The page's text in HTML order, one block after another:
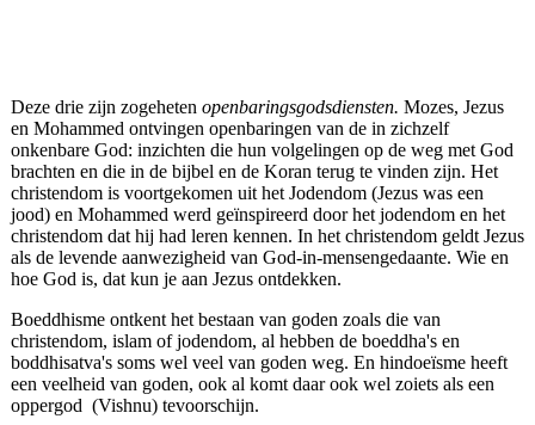
Deze drie zijn zogeheten openbaringsgodsdiensten. Mozes, Jezus
en Mohammed ontvingen openbaringen van de in zichzelf
onkenbare God: inzichten die hun volgelingen op de weg met God
brachten en die in de bijbel en de Koran terug te vinden zijn. Het
christendom is voortgekomen uit het Jodendom (Jezus was een
jood) en Mohammed werd geïnspireerd door het jodendom en het
christendom dat hij had leren kennen. In het christendom geldt Jezus
als de levende aanwezigheid van God-in-mensengedaante. Wie en
hoe God is, dat kun je aan Jezus ontdekken.
Boeddhisme ontkent het bestaan van goden zoals die van
christendom, islam of jodendom, al hebben de boeddha's en
boddhisatva's soms wel veel van goden weg. En hindoeïsme heeft
een veelheid van goden, ook al komt daar ook wel zoiets als een
oppergod (Vishnu) tevoorschijn.